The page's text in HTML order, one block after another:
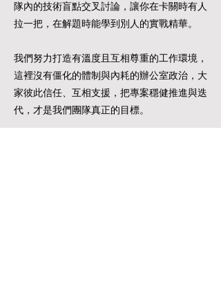
隊內的技術盲點交叉討論，讓你在卡關時有人
拉一把，在解題時能學到別人的實戰精華。
我們努力打造有溫度且互相尊重的工作環境，
這裡沒有僵化的體制與內耗的辦公室政治，大
家彼此信任、互相支援，把專案穩健推進與迭
代，才是我們團隊真正的目標。